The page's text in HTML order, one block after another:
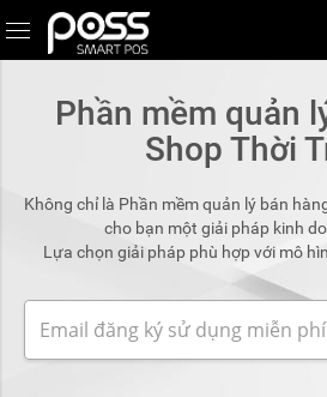
Phần mềm quản
Shop Thời
Không chỉ là Phần mềm quản lý bán
cho bạn một giải pháp kinh
Lựa chọn giải pháp phù hợp với mô